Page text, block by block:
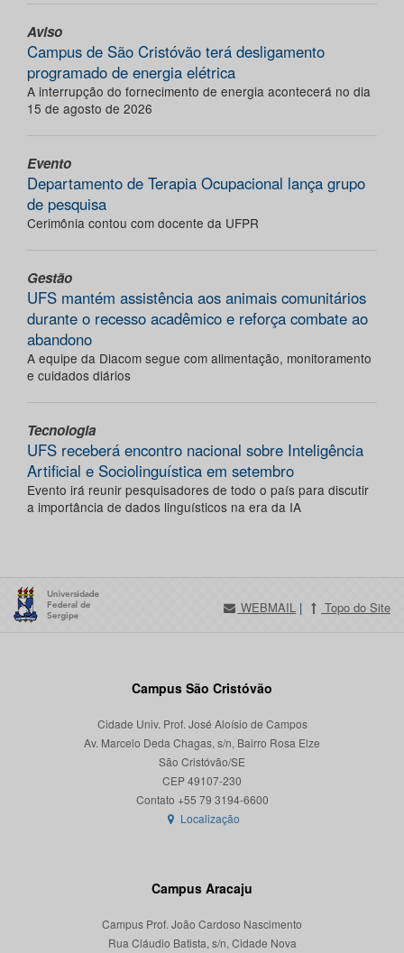
Aviso
Campus de São Cristóvão terá desligamento
programado de energia elétrica
A interrupção do fornecimento de energia acontecerá no dia
15 de agosto de 2026
Evento
Departamento de Terapia Ocupacional lança grupo
de pesquisa
Cerimônia contou com docente da UFPR
Gestão
UFS mantém assistência aos animais comunitários
durante o recesso acadêmico e reforça combate ao
abandono
A equipe da Diacom segue com alimentação, monitoramento
e cuidados diários
Tecnologia
UFS receberá encontro nacional sobre Inteligência
Artificial e Sociolinguística em setembro
Evento irá reunir pesquisadores de todo o país para discutir
a importância de dados linguísticos na era da IA
WEBMAIL | Topo do Site
Campus São Cristóvão
Cidade Univ. Prof. José Aloísio de Campos
Av. Marcelo Deda Chagas, s/n, Bairro Rosa Elze
São Cristóvão/SE
CEP 49107-230
Localização
Campus Aracaju
Campus Prof. João Cardoso Nascimento
Rua Cláudio Batista, s/n, Cidade Nova